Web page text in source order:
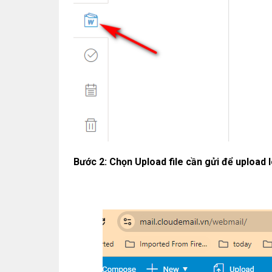
Bước 2: Chọn Upload file cần gửi để upload